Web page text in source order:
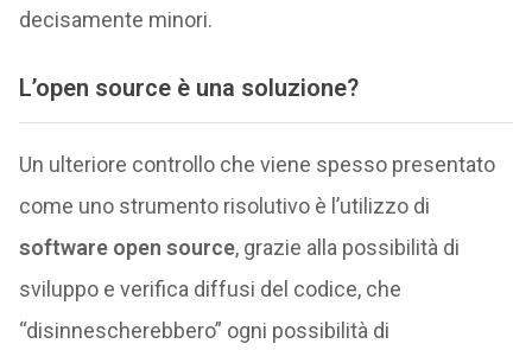
decisamente minori.
L’open source è una soluzione?
Un ulteriore controllo che viene spesso presentato
come uno strumento risolutivo è l’utilizzo di
software open source, grazie alla possibilità di
sviluppo e verifica diffusi del codice, che
“disinnescherebbero” ogni possibilità di